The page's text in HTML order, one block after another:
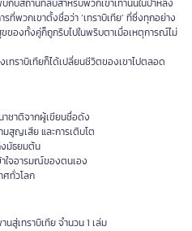
กับสถานที่ลับสำหรับพวกเขาเท่านั้นในป่าหลัง
ที่พวกเขาตั้งชื่อว่า ‘เทราบิเทีย’ ที่ซึ่งทุกอย่าง
ของทั้งคู่ก็ถูกริบไปในพริบตาเมื่อเหตุการณ์ไม่
เทราบิเทียก็ได้เปลี่ยนชีวิตของเขาไปตลอด
าชาติจากผู้เขียนชื่อดัง
สูญเสีย และการเติบโต
งมัธยมต้น
าใจอารมณ์ของตนเอง
ศทั่วโลก
สู่เทราบิเทีย จำนวน 1 เล่ม